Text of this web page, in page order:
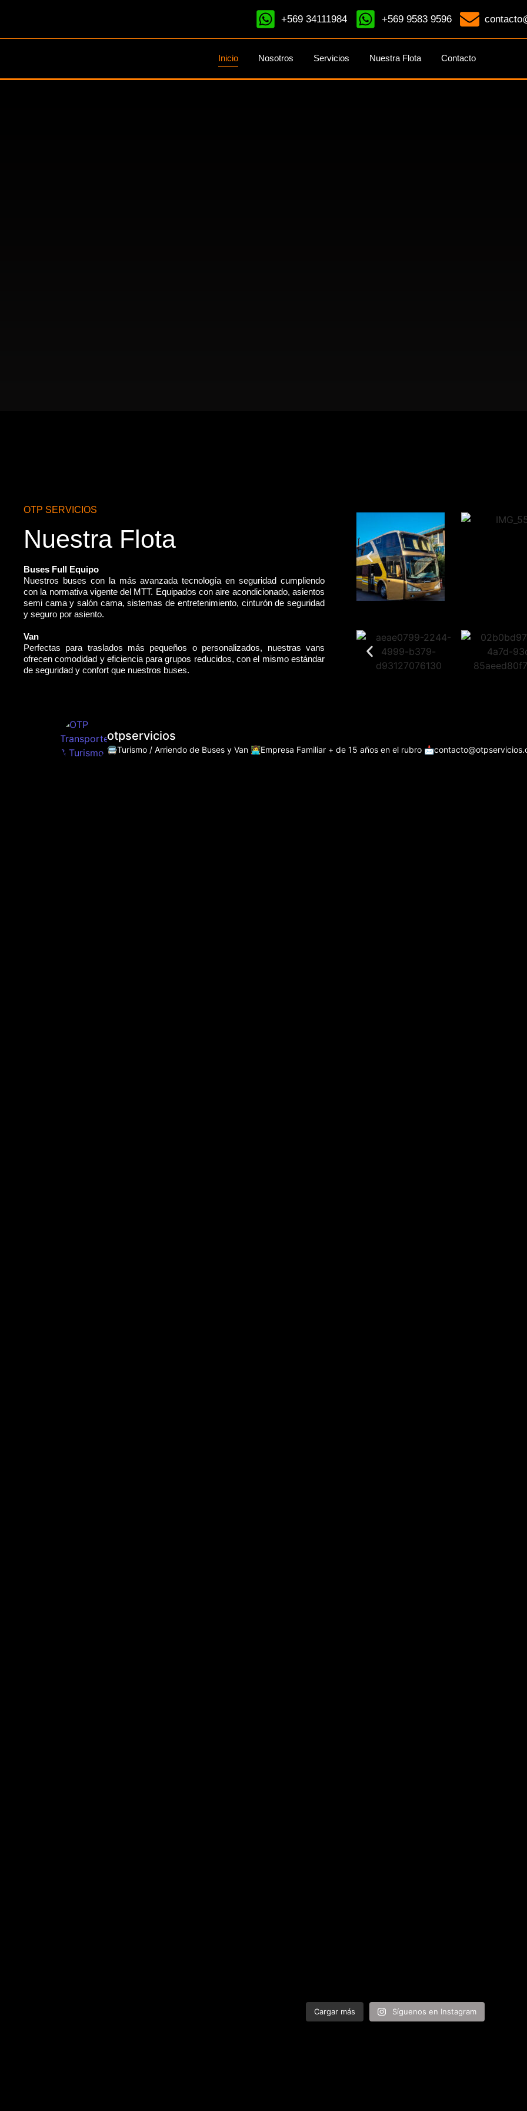
+569 34111984 +569 9583 9596
Inicio Nosotros Servicios Nuestra Flota Contacto
OTP SERVICIOS
Nuestra Flota
Buses Full Equipo
Nuestros buses con la más avanzada tecnología en seguridad cumpliendo
con la normativa vigente del MTT. Equipados con aire acondicionado, asientos
semi cama y salón cama, sistemas de entretenimiento, cinturón de seguridad
y seguro por asiento.
Van
Perfectas para traslados más pequeños o personalizados, nuestras vans
ofrecen comodidad y eficiencia para grupos reducidos, con el mismo estándar
de seguridad y confort que nuestros buses.
otpservicios
🚍Turismo / Arriendo de Buses y Van 👩‍💻Empresa Familiar + de 15 años en el rubro
Cargar más Síguenos en Instagram